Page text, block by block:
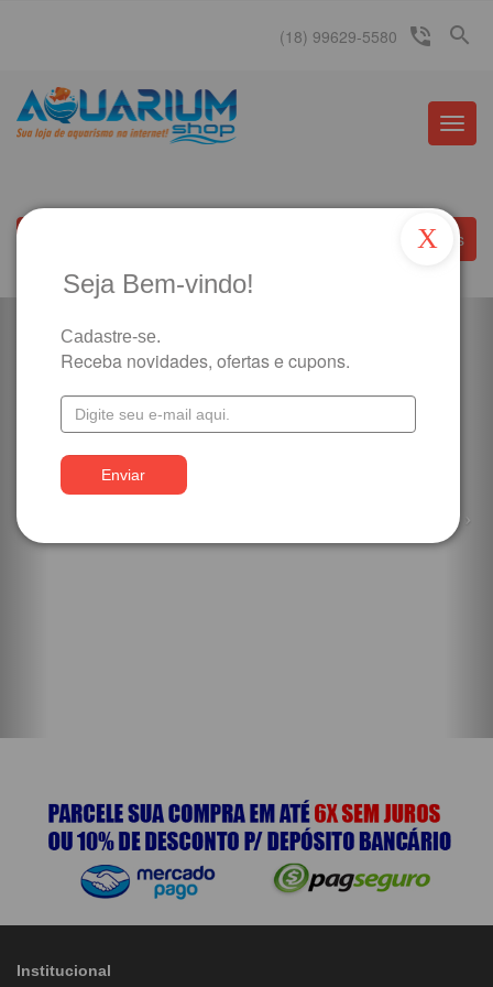
search
(18) 99629-5580 phone_in_talk
Menu
Informações

Banner sem Produtos
X
Seja Bem-vindo!
Cadastre-se.
Receba novidades, ofertas e cupons.
Institucional